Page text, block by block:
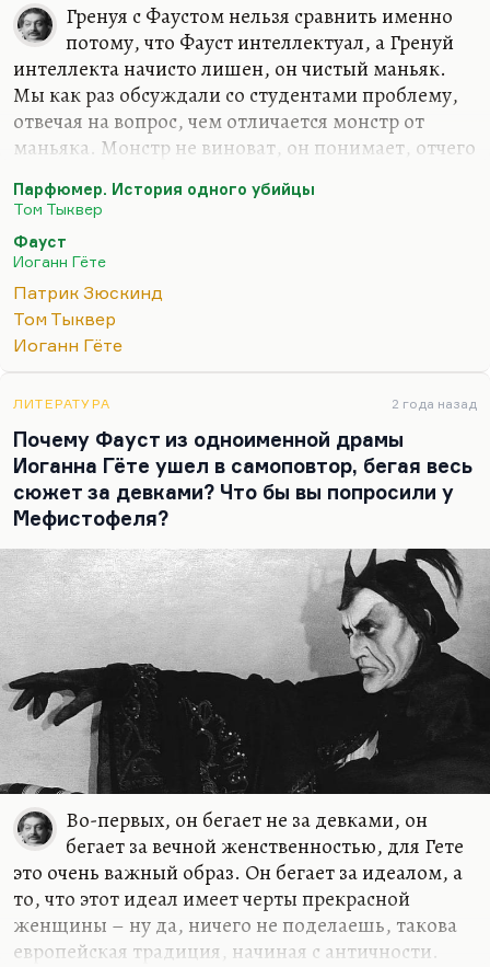
Гренуя с Фаустом нельзя сравнить именно
потому, что Фауст интеллектуал, а Гренуй
интеллекта начисто лишен, он чистый маньяк.
Мы как раз обсуждали со студентами проблему,
отвечая на вопрос, чем отличается монстр от
маньяка. Монстр не виноват, он понимает, отчего
Франкенштейна. Мозг – такая же его жертва.
Маньяк понимает, что он делает. Более того, он
способен дать отчет в своих действиях (как
Ну а что касается Гренуя, то это интуитивный
гений, стихийный, сам он запаха лишен, но
художника, как говорят некоторые. Другие
эмпатии. По-разному, это…
Парфюмер. История одного убийцы
Том Тыквер
Фауст
Иоганн Гёте
Патрик Зюскинд
Том Тыквер
Иоганн Гёте
ЛИТЕРАТУРА 2 года назад
Почему Фауст из одноименной драмы
Иоганна Гёте ушел в самоповтор, бегая весь
сюжет за девками? Что бы вы попросили у
Мефистофеля?
Во-первых, он бегает не за девками, он
бегает за вечной женственностью, для Гете
это очень важный образ. Он бегает за идеалом, а
то, что этот идеал имеет черты прекрасной
женщины – ну да, ничего не поделаешь, такова
европейская традиция, начиная с античности.